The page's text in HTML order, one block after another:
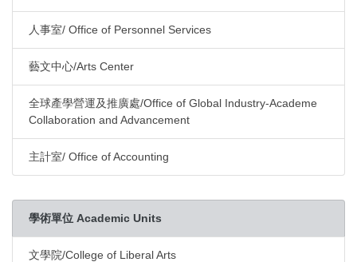
人事室/ Office of Personnel Services
藝文中心/Arts Center
全球產學營運及推廣處/Office of Global Industry-Academe
Collaboration and Advancement
主計室/ Office of Accounting
學術單位 Academic Units
文學院/College of Liberal Arts